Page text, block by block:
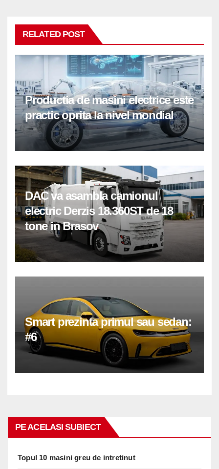
RELATED POST
Productia de masini electrice este
practic oprita la nivel mondial
DAC va asambla camionul
electric Derzis 18.360ST de 18
tone in Brasov
Smart prezinta primul sau sedan:
#6
PE ACELASI SUBIECT
Topul 10 masini greu de intretinut